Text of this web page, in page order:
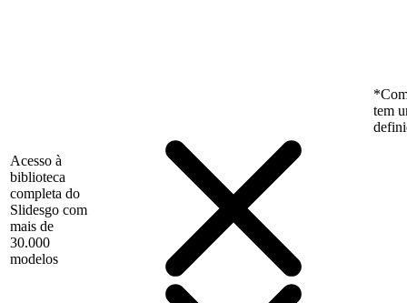
tem
Acesso à
biblioteca
completa do
Slidesgo com
mais de
30.000
modelos